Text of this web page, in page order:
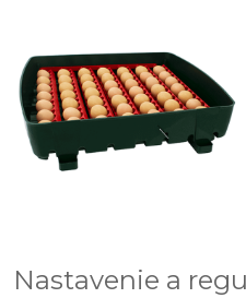
Nastavenie a